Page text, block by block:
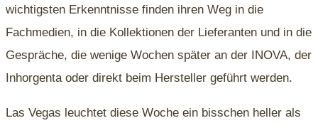
wichtigsten Erkenntnisse finden ihren Weg in die
Fachmedien, in die Kollektionen der Lieferanten und in die
Gespräche, die wenige Wochen später an der INOVA, der
Inhorgenta oder direkt beim Hersteller geführt werden.
Las Vegas leuchtet diese Woche ein bisschen heller als